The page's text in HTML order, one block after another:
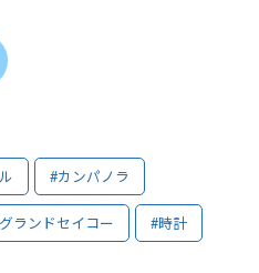
#カンパノラ
ランドセイコー #時計